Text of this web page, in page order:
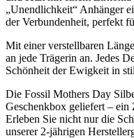
„Unendlichkeit“ Anhänger
der Verbundenheit, perfekt
Mit einer verstellbaren
an jede Trägerin an. Jedes
Schönheit der Ewigkeit in
Die Fossil Mothers Day
Geschenkbox geliefert – ein
Erleben Sie nicht nur die
unserer 2-jährigen